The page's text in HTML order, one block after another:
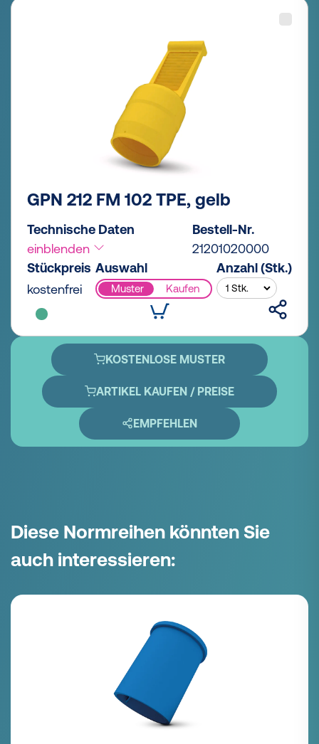
GPN 212 FM 102 TPE, gelb
Technische Daten
einblenden
Bestell-Nr.
21201020000
Stückpreis
kostenfrei
Auswahl
Muster Kaufen
Anzahl (Stk.)
KOSTENLOSE MUSTER
ARTIKEL KAUFEN / PREISE
EMPFEHLEN
Diese Normreihen könnten Sie
auch interessieren: